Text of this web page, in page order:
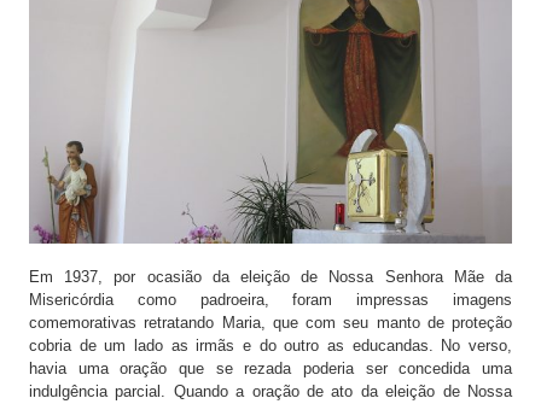
Em 1937, por ocasião da eleição de Nossa Senhora Mãe da
Misericórdia como padroeira, foram impressas imagens
comemorativas retratando Maria, que com seu manto de proteção
cobria de um lado as irmãs e do outro as educandas. No verso,
havia uma oração que se rezada poderia ser concedida uma
indulgência parcial. Quando a oração de ato da eleição de Nossa